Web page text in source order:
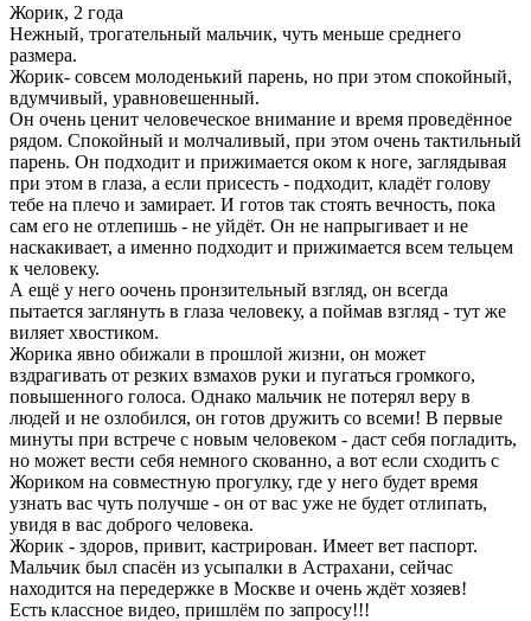
Жорик, 2 года
Нежный, трогательный мальчик, чуть меньше среднего
размера.
Жорик- совсем молоденький парень, но при этом спокойный,
вдумчивый, уравновешенный.
Он очень ценит человеческое внимание и время проведённое
рядом. Спокойный и молчаливый, при этом очень тактильный
парень. Он подходит и прижимается оком к ноге, заглядывая
при этом в глаза, а если присесть - подходит, кладёт голову
тебе на плечо и замирает. И готов так стоять вечность, пока
сам его не отлепишь - не уйдёт. Он не напрыгивает и не
наскакивает, а именно подходит и прижимается всем тельцем
к человеку.
А ещё у него оочень пронзительный взгляд, он всегда
пытается заглянуть в глаза человеку, а поймав взгляд - тут же
виляет хвостиком.
Жорика явно обижали в прошлой жизни, он может
вздрагивать от резких взмахов руки и пугаться громкого,
повышенного голоса. Однако мальчик не потерял веру в
людей и не озлобился, он готов дружить со всеми! В первые
минуты при встрече с новым человеком - даст себя погладить,
но может вести себя немного скованно, а вот если сходить с
Жориком на совместную прогулку, где у него будет время
узнать вас чуть получше - он от вас уже не будет отлипать,
увидя в вас доброго человека.
Жорик - здоров, привит, кастрирован. Имеет вет паспорт.
Мальчик был спасён из усыпалки в Астрахани, сейчас
находится на передержке в Москве и очень ждёт хозяев!
Есть классное видео, пришлём по запросу!!!